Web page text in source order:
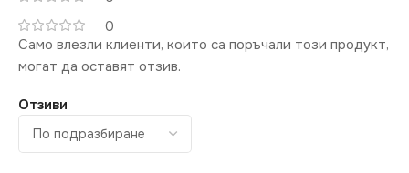
0
Отзиви
Само влезли клиенти, които са поръчали този продукт,
могат да оставят отзив.